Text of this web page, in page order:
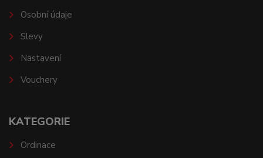
Osobní údaje
Slevy
Nastavení
Vouchery
KATEGORIE
Ordinace